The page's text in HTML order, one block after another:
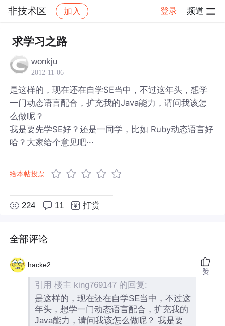
非技术区 加入 登录 频道
社区 非技术区
求学习之路
wonkju
2012-11-06
是这样的，现在还在自学SE当中，不过这年头，想学
一门动态语言配合，扩充我的Java能力，请问我该怎
么做呢？
我是要先学SE好？还是一同学，比如 Ruby动态语言好
哈？大家给个意见吧···
给本帖投票
224 11 打赏
全部评论
hacke2
引用 楼主 king769147 的回复:
是这样的，现在还在自学SE当中，不过这
年头，想学一门动态语言配合，扩充我的
Java能力，请问我该怎么做呢？ 我是要
赞